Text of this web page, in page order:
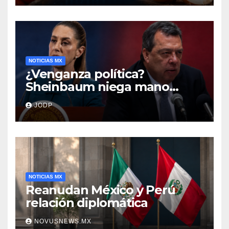
NOTICIAS MX
¿Venganza política?
Sheinbaum niega mano
negra en captura de Ángel
Aguirre
JODP
NOTICIAS MX
Reanudan México y Perú
relación diplomática
NOVUSNEWS.MX